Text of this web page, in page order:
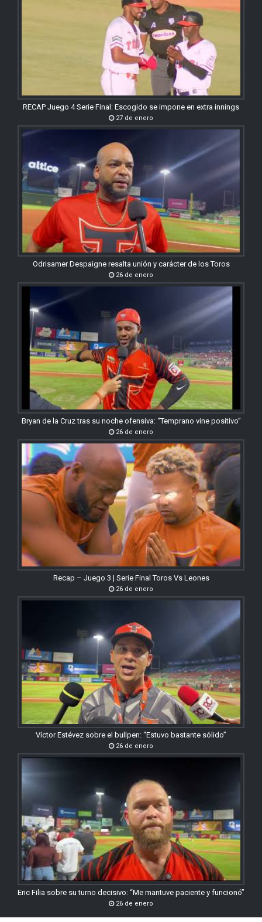
RECAP Juego 4 Serie Final: Escogido se impone en extra innings
27 de enero
Odrisamer Despaigne resalta unión y carácter de los Toros
26 de enero
Bryan de la Cruz tras su noche ofensiva: “Temprano vine positivo”
26 de enero
Recap – Juego 3 | Serie Final Toros Vs Leones
26 de enero
Víctor Estévez sobre el bullpen: “Estuvo bastante sólido”
26 de enero
Eric Filia sobre su turno decisivo: “Me mantuve paciente y funcionó”
26 de enero